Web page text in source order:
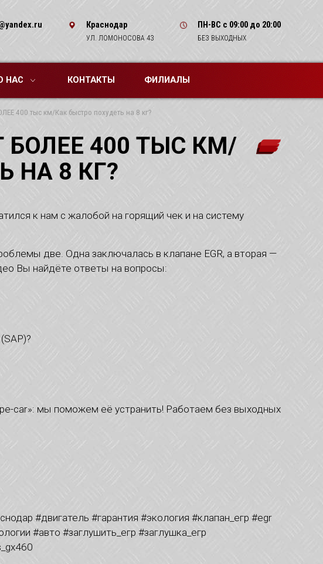
Краснодар
УЛ. ЛОМОНОСОВА 43
ПН-ВС с 09:00 до 20:00
БЕЗ ВЫХОДНЫХ
НАС КОНТАКТЫ ФИЛИАЛЫ
400 тыс км/Как быстро похудеть на 8 кг?
БОЛЕЕ 400 ТЫС КМ/
НА 8 КГ?
к нам с жалобой на горящий чек и на систему
две. Одна заключалась в клапане EGR, а вторая —
Вы найдёте ответы на вопросы:
car»: мы поможем её устранить! Работаем без выходных
#двигатель #гарантия #экология #клапан_егр #egr
#авто #заглушить_егр #заглушка_егр